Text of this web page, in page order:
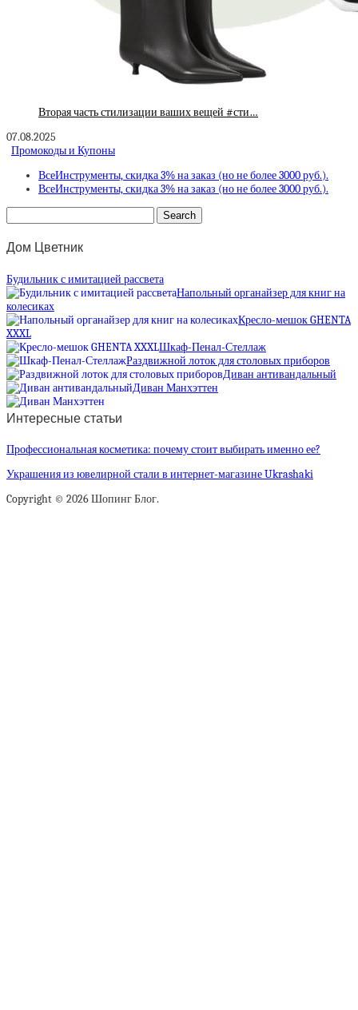
Вторая часть стилизации ваших вещей #сти…
07.08.2025
Промокоды и Купоны
ВсеИнструменты, скидка 3% на заказ (но не более 3000 руб.).
ВсеИнструменты, скидка 3% на заказ (но не более 3000 руб.).
Дом Цветник
Будильник с имитацией рассвета
Напольный органайзер для книг на
колесиках
Кресло-мешок GHENTA
XXXL
Шкаф-Пенал-Стеллаж
Раздвижной лоток для столовых приборов
Диван антивандальный
Диван Манхэттен
Интересные статьи
Профессиональная косметика: почему стоит выбирать именно ее?
Украшения из ювелирной стали в интернет-магазине Ukrashaki
Copyright © 2026 Шопинг Блог.